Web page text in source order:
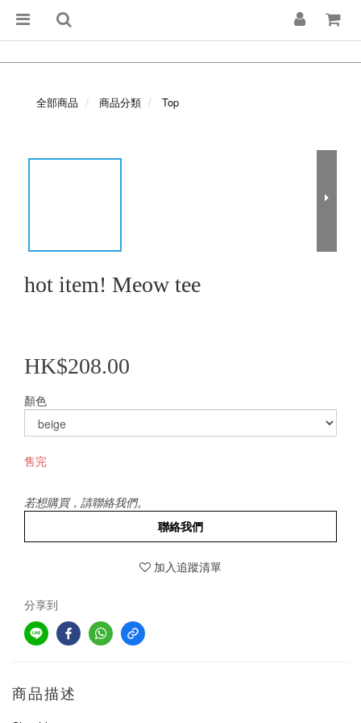
全部商品 商品分類 Top
hot item! Meow tee
HK$208.00
顏色
售完
若想購買，請聯絡我們。
聯絡我們
加入追蹤清單
分享到
商品描述